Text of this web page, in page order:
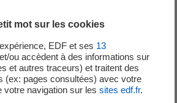
:
les abords des cours d’eau
les promeneurs, touristes et
risques des variations de débit liées
des aménagements
mot sur les cookies
EDF et ses 13
ou accèdent à des informations sur
et autres traceurs) et traitent des
(ex: pages consultées) avec votre
votre navigation sur les sites edf.fr.